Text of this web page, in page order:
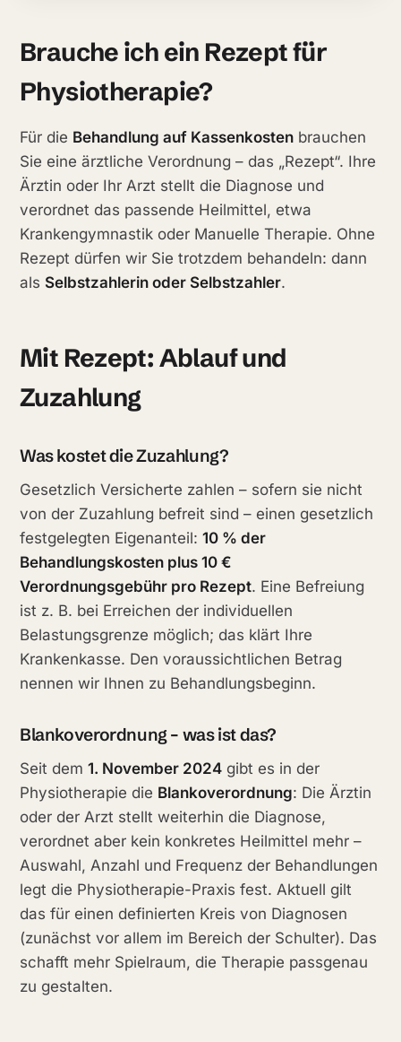
Brauche ich ein Rezept für
Physiotherapie?
Für die Behandlung auf Kassenkosten brauchen
Sie eine ärztliche Verordnung – das „Rezept“. Ihre
Ärztin oder Ihr Arzt stellt die Diagnose und
verordnet das passende Heilmittel, etwa
Krankengymnastik oder Manuelle Therapie. Ohne
Rezept dürfen wir Sie trotzdem behandeln: dann
als Selbstzahlerin oder Selbstzahler.
Mit Rezept: Ablauf und
Zuzahlung
Was kostet die Zuzahlung?
Gesetzlich Versicherte zahlen – sofern sie nicht
von der Zuzahlung befreit sind – einen gesetzlich
festgelegten Eigenanteil: 10 % der
Behandlungskosten plus 10 €
Verordnungsgebühr pro Rezept. Eine Befreiung
ist z. B. bei Erreichen der individuellen
Belastungsgrenze möglich; das klärt Ihre
Krankenkasse. Den voraussichtlichen Betrag
nennen wir Ihnen zu Behandlungsbeginn.
Blankoverordnung – was ist das?
Seit dem 1. November 2024 gibt es in der
Physiotherapie die Blankoverordnung: Die Ärztin
oder der Arzt stellt weiterhin die Diagnose,
verordnet aber kein konkretes Heilmittel mehr –
Auswahl, Anzahl und Frequenz der Behandlungen
legt die Physiotherapie-Praxis fest. Aktuell gilt
das für einen definierten Kreis von Diagnosen
(zunächst vor allem im Bereich der Schulter). Das
schafft mehr Spielraum, die Therapie passgenau
zu gestalten.